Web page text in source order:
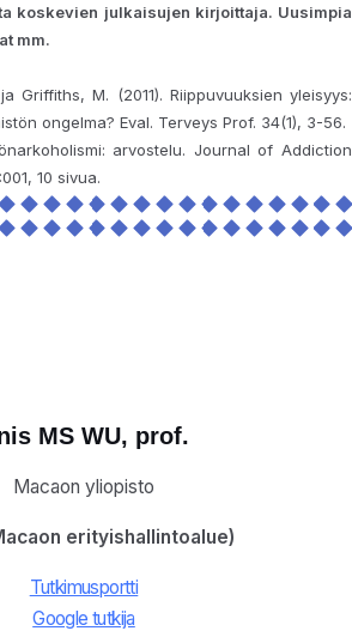
koskevien julkaisujen kirjoittaja. Uusimpia
mm.
Griffiths, M. (2011). Riippuvuuksien yleisyys:
ongelma? Eval. Terveys Prof. 34(1), 3-56.
arvostelu. Journal of Addiction
10 sivua.
MS WU, prof.
Macaon yliopisto
erityishallintoalue)
Tutkimusportti
Google tutkija